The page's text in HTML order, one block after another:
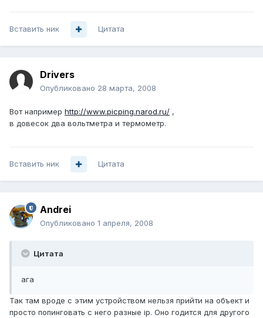
Вставить ник Цитата
Drivers
Опубликовано 28 марта, 2008
Вот например http://www.picping.narod.ru/ ,
в довесок два вольтметра и термометр.
Вставить ник Цитата
Andrei
Опубликовано 1 апреля, 2008
Цитата
ага
Так там вроде с этим устройством нельзя прийти на объект и
просто попинговать с него разные ip. Оно годится для другого